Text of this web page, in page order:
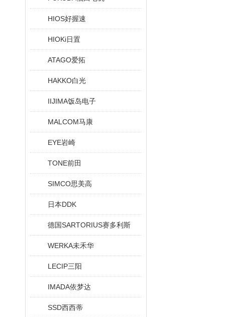
HIOS好握速
HIOKi日置
ATAGO爱拓
HAKKO白光
IIJIMA饭岛电子
MALCOM马康
EYE岩崎
TONE前田
SIMCO思美高
日本DDK
德国SARTORIUS赛多利斯
WERKA未禾华
LECIP三阳
IMADA依梦达
SSD西西蒂